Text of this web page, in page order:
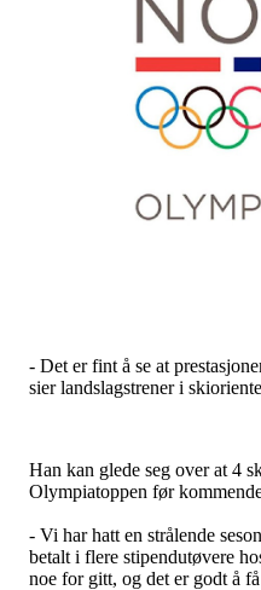
- Det er fint å se at
sier landslagstrener i
Han kan glede seg over at 4
Olympiatoppen før
- Vi har hatt en strålende
betalt i flere stipendutøvere
noe for gitt, og det er godt å